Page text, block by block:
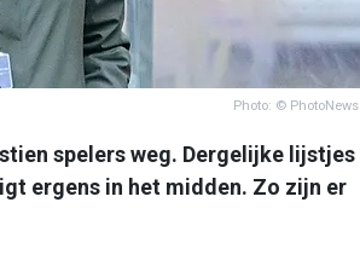
Photo: © PhotoNews
spelers weg. Dergelijke lijstjes
ergens in het midden. Zo zijn er